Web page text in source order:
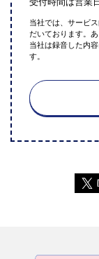
当社では、サービ
だいております。
当社は録音した内
す。